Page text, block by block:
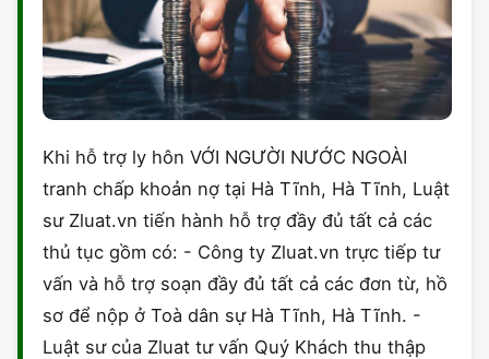
Khi hỗ trợ ly hôn VỚI NGƯỜI NƯỚC NGOÀI
tranh chấp khoản nợ tại Hà Tĩnh, Hà Tĩnh, Luật
sư Zluat.vn tiến hành hỗ trợ đầy đủ tất cả các
thủ tục gồm có: - Công ty Zluat.vn trực tiếp tư
vấn và hỗ trợ soạn đầy đủ tất cả các đơn từ, hồ
sơ để nộp ở Toà dân sự Hà Tĩnh, Hà Tĩnh. -
Luật sư của Zluat tư vấn Quý Khách thu thập